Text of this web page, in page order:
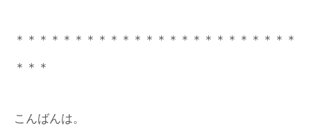
＊＊＊＊＊＊＊＊＊＊＊＊＊＊＊＊＊＊＊＊＊＊＊＊
＊＊＊
こんばんは。